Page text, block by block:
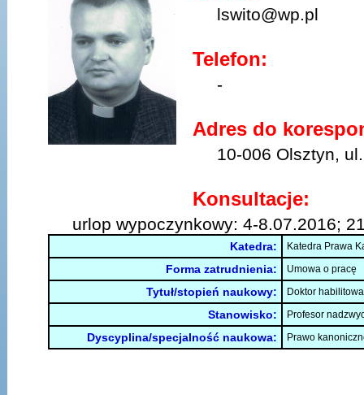
lswito@wp.pl
Telefon:
-
Adres do
10-006 Olsztyn, ul.
Konsultacje:
urlop wypoczynkowy: 4-8.07.2016;
Katedra: Katedra Prawa
Forma zatrudnienia: Umowa o pracę
Tytuł/stopień naukowy: Doktor
Stanowisko: Profesor
Dyscyplina/specjalność naukowa: Prawo